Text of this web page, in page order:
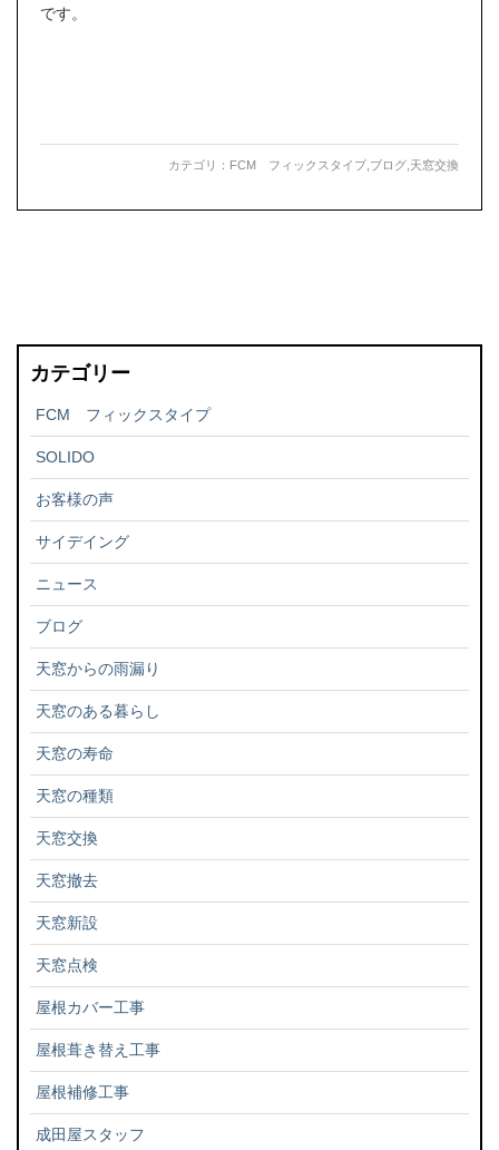
です。
カテゴリ： FCM フィックスタイプ ブログ 天窓交換
カテゴリー
FCM フィックスタイプ
SOLIDO
お客様の声
サイデイング
ニュース
ブログ
天窓からの雨漏り
天窓のある暮らし
天窓の寿命
天窓の種類
天窓交換
天窓撤去
天窓新設
天窓点検
屋根カバー工事
屋根葺き替え工事
屋根補修工事
成田屋スタッフ